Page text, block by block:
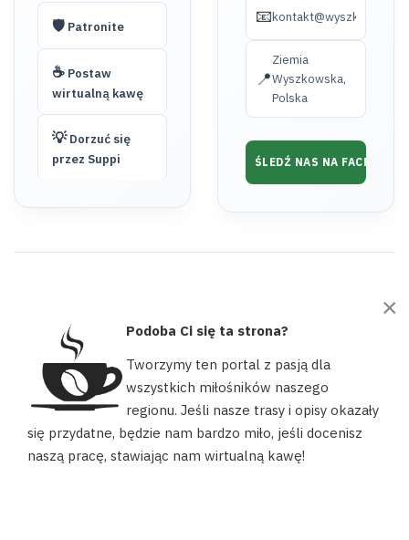
🛡️Patronite
☕Postaw
wirtualną kawę
💡Dorzuć się
przez Suppi
📧
📍
Ziemia
Wyszkowska,
Polska
ŚLEDŹ NAS NA
© 2026 wyszkow.turystyka.pl. Wszelkie prawa zastrzeżone. Projekt i
realizacja: Wyszkowska Grupa Rowerowa Wyszków Moje Miasto.
Nasz portal używa plików cookies, aby ułatwić Ci korzystanie z
naszych zasobów, dopasować treści do Twoich potrzeb oraz w
celach statystycznych. Możesz określić warunki przechowywania
×
Podoba Ci się ta strona?
Tworzymy ten portal z pasją dla
wszystkich miłośników naszego
regionu. Jeśli nasze trasy i opisy okazały
się przydatne, będzie nam bardzo miło, jeśli docenisz
naszą pracę, stawiając nam wirtualną kawę!